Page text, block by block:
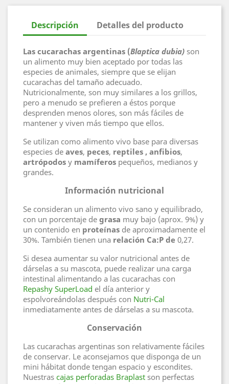
Descripción Detalles del producto
Las cucarachas argentinas (Blaptica dubia) son
un alimento muy bien aceptado por todas las
especies de animales, siempre que se elijan
cucarachas del tamaño adecuado.
Nutricionalmente, son muy similares a los grillos,
pero a menudo se prefieren a éstos porque
desprenden menos olores, son más fáciles de
mantener y viven más tiempo que ellos.
Se utilizan como alimento vivo base para diversas
especies de aves, peces, reptiles , anfibios,
artrópodos y mamíferos pequeños, medianos y
grandes.
Información nutricional
Se consideran un alimento vivo sano y equilibrado,
con un porcentaje de grasa muy bajo (aprox. 9%) y
un contenido en proteínas de aproximadamente el
30%. También tienen una relación Ca:P de 0,27.
Si desea aumentar su valor nutricional antes de
dárselas a su mascota, puede realizar una carga
intestinal alimentando a las cucarachas con
Repashy SuperLoad el día anterior y
espolvoreándolas después con Nutri-Cal
inmediatamente antes de dárselas a su mascota.
Conservación
Las cucarachas argentinas son relativamente fáciles
de conservar. Le aconsejamos que disponga de un
mini hábitat donde tengan espacio y escondites.
Nuestras cajas perforadas Braplast son perfectas